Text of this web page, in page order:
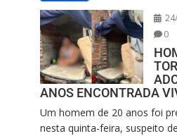
0
ANOS ENCONTRADA
Um homem de 20 anos foi
nesta quinta-feira, suspeito